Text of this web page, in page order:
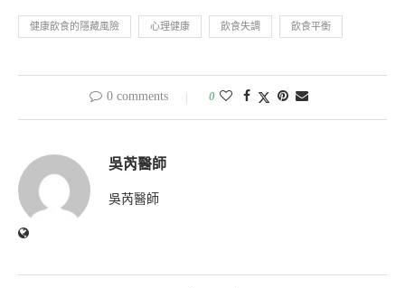
健康飲食的隱藏風險 心理健康 飲食失調 飲食平衡
0 comments 0
吳芮醫師
吳芮醫師